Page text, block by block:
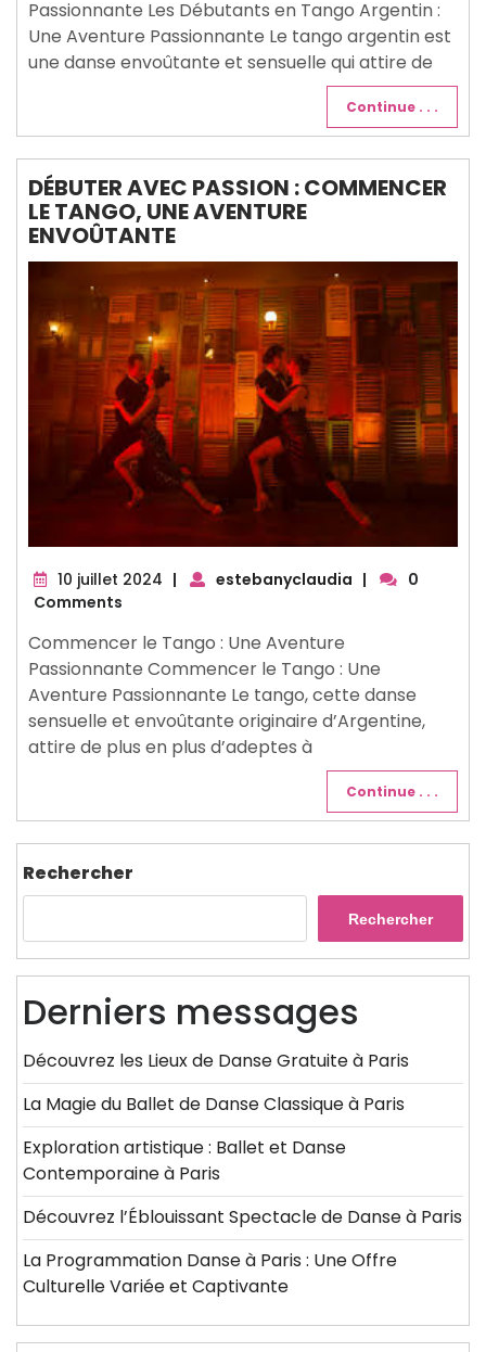
Passionnante Les Débutants en Tango Argentin :
Une Aventure Passionnante Le tango argentin est
une danse envoûtante et sensuelle qui attire de
Continue . . .
DÉBUTER AVEC PASSION : COMMENCER
LE TANGO, UNE AVENTURE
ENVOÛTANTE
10 juillet 2024 10| estebanyclaudia |
0
Comments
Commencer le Tango : Une Aventure
Passionnante Commencer le Tango : Une
Aventure Passionnante Le tango, cette danse
sensuelle et envoûtante originaire d’Argentine,
attire de plus en plus d’adeptes à
Continue . . .
Rechercher
Rechercher
Derniers messages
Découvrez les Lieux de Danse Gratuite à Paris
La Magie du Ballet de Danse Classique à Paris
Exploration artistique : Ballet et Danse
Contemporaine à Paris
Découvrez l’Éblouissant Spectacle de Danse à Paris
La Programmation Danse à Paris : Une Offre
Culturelle Variée et Captivante